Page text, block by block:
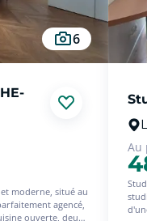
6
moderne, situé au
agencé,
ouverte, deux
Au